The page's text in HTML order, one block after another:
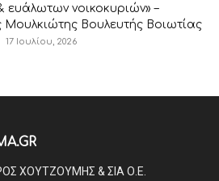
ευάλωτων νοικοκυριών» –
Μουλκιώτης Βουλευτής Βοιωτίας
17 Ιουλίου, 2026
ΧΟΥΤΖΟΥΜΗΣ & ΣΙΑ Ο.Ε.